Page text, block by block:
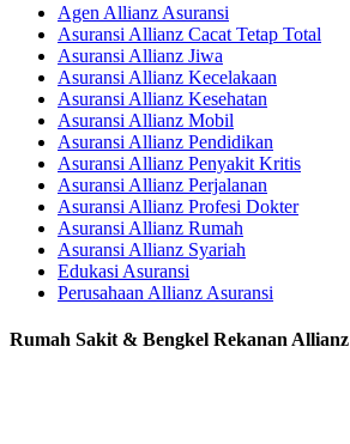
Agen Allianz Asuransi
Asuransi Allianz Cacat Tetap Total
Asuransi Allianz Jiwa
Asuransi Allianz Kecelakaan
Asuransi Allianz Kesehatan
Asuransi Allianz Mobil
Asuransi Allianz Pendidikan
Asuransi Allianz Penyakit Kritis
Asuransi Allianz Perjalanan
Asuransi Allianz Profesi Dokter
Asuransi Allianz Rumah
Asuransi Allianz Syariah
Edukasi Asuransi
Perusahaan Allianz Asuransi
Rumah Sakit & Bengkel Rekanan Allianz